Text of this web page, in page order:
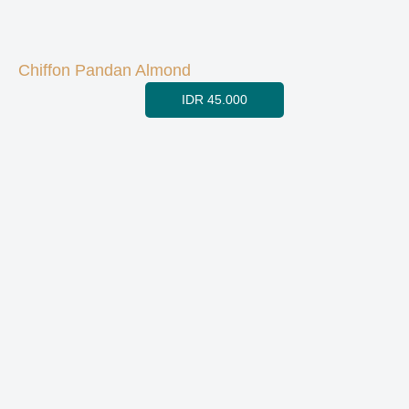
Chiffon Pandan Almond
IDR 45.000